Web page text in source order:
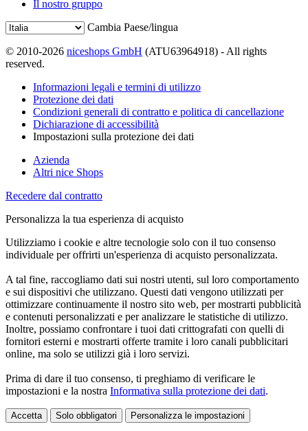
Il nostro gruppo
Cambia Paese/lingua
© 2010-2026 niceshops GmbH (ATU63964918) - All rights
reserved.
Informazioni legali e termini di utilizzo
Protezione dei dati
Condizioni generali di contratto e politica di cancellazione
Dichiarazione di accessibilità
Impostazioni sulla protezione dei dati
Azienda
Altri nice Shops
Recedere dal contratto
Personalizza la tua esperienza di acquisto
Utilizziamo i cookie e altre tecnologie solo con il tuo consenso
individuale per offrirti un'esperienza di acquisto personalizzata.
A tal fine, raccogliamo dati sui nostri utenti, sul loro comportamento
e sui dispositivi che utilizzano. Questi dati vengono utilizzati per
ottimizzare continuamente il nostro sito web, per mostrarti pubblicità
e contenuti personalizzati e per analizzare le statistiche di utilizzo.
Inoltre, possiamo confrontare i tuoi dati crittografati con quelli di
fornitori esterni e mostrarti offerte tramite i loro canali pubblicitari
online, ma solo se utilizzi già i loro servizi.
Prima di dare il tuo consenso, ti preghiamo di verificare le
impostazioni e la nostra Informativa sulla protezione dei dati.
Accetta Solo obbligatori Personalizza le impostazioni